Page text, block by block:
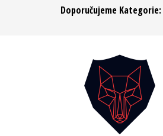
Doporučujeme Kategorie: